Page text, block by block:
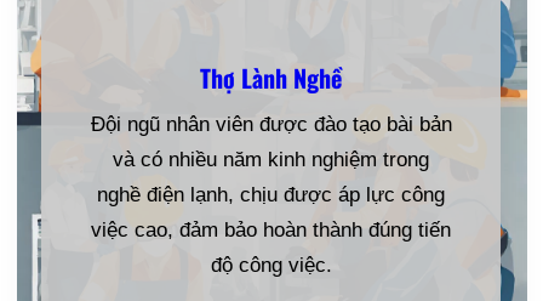
Thợ Lành Nghề
Đội ngũ nhân viên được đào tạo bài bản
và có nhiều năm kinh nghiệm trong
nghề điện lạnh, chịu được áp lực công
việc cao, đảm bảo hoàn thành đúng tiến
độ công việc.